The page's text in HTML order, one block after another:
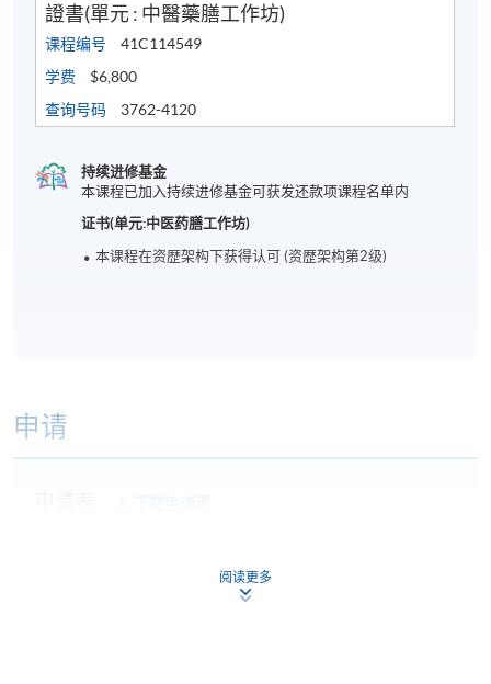
證書(單元 : 中醫藥膳工作坊)
课程编号
41C114549
学费
$6,800
查询号码
3762-4120
持续进修基金
本课程已加入持续进修基金可获发还款项课程名单内
证书(单元:中医药膳工作坊)
本课程在资歴架构下获得认可 (资歴架构第2级)
申请
本课程不设网上报名，申请人请带备相关学历证明的
阅读更多